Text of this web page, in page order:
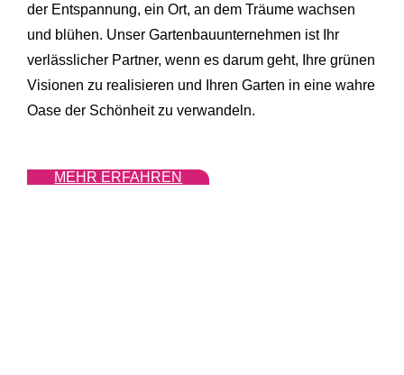
der Entspannung, ein Ort, an dem Träume wachsen
und blühen. Unser Gartenbauunternehmen ist Ihr
verlässlicher Partner, wenn es darum geht, Ihre grünen
Visionen zu realisieren und Ihren Garten in eine wahre
Oase der Schönheit zu verwandeln.
MEHR ERFAHREN